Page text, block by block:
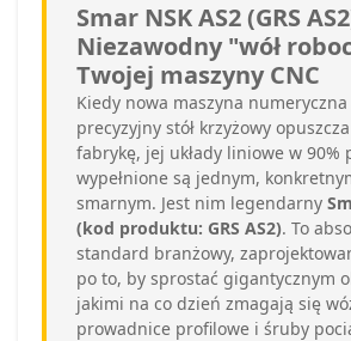
Smar NSK AS2 (GRS
Niezawodny "wół
Twojej maszyny CNC
Kiedy nowa maszyna
precyzyjny stół krzyżowy
fabrykę, jej układy liniowe w 90%
wypełnione są jednym,
smarnym. Jest nim legendarny
(kod produktu: GRS AS2). To
standard branżowy,
po to, by sprostać gigantycznym
jakimi na co dzień zmagają się
prowadnice profilowe i śruby